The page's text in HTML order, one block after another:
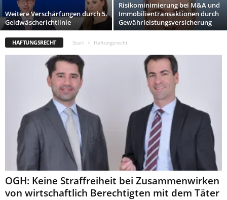
Weitere Verschärfungen durch 5.
Geldwäscherichtlinie
Risikominimierung bei M&A und
Immobilientransaktionen durch
Gewährleistungsversicherung
HAFTUNGSRECHT Start Haftungsrecht
OGH: Keine Straffreiheit bei Zusammenwirken
von wirtschaftlich Berechtigten mit dem Täter